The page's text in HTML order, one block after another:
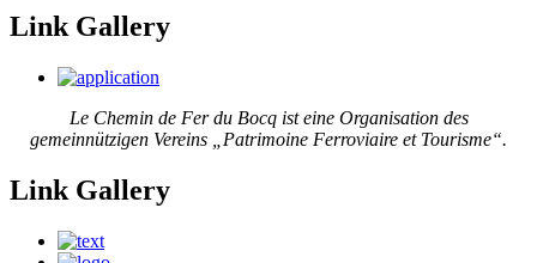
Link Gallery
Le Chemin de Fer du Bocq ist eine Organisation des
gemeinnützigen Vereins „Patrimoine Ferroviaire et Tourisme“.
Link Gallery